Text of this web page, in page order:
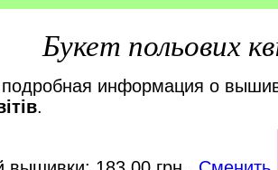
Букет польових
информация о
.